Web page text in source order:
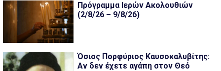
Πρόγραμμα Ιερών Ακολουθιών
(2/8/26 – 9/8/26)
Όσιος Πορφύριος Καυσοκαλυβίτης:
Αν δεν έχετε αγάπη στον Θεό